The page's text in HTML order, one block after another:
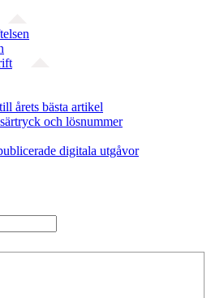
årets bästa artikel
och lösnummer
digitala utgåvor